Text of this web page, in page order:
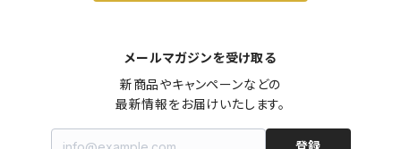
メールマガジンを受け取る
新商品やキャンペーンなどの
最新情報をお届けいたします。